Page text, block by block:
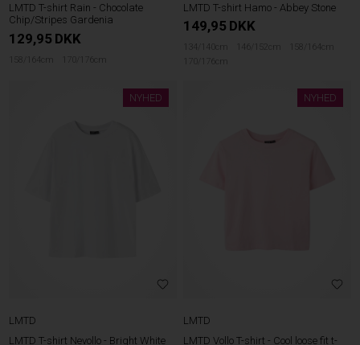
LMTD T-shirt Rain - Chocolate
Chip/Stripes Gardenia
129,95 DKK
158/164cm 170/176cm
LMTD T-shirt Hamo - Abbey Stone
149,95 DKK
134/140cm 146/152cm
158/164cm
170/176cm
NYHED
LMTD
LMTD T-shirt Nevollo - Bright White
NYHED
LMTD
LMTD Vollo T-shirt - Cool loose fit t-